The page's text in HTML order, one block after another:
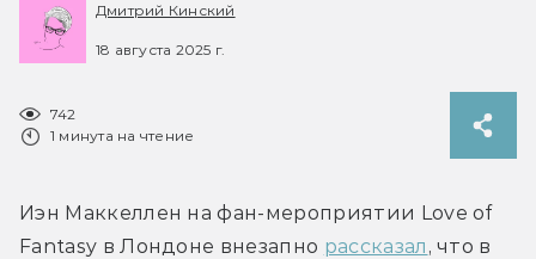
Дмитрий Кинский
18 августа 2025 г.
742
1 минута на чтение
Иэн Маккеллен на фан-мероприятии Love of
Fantasy в Лондоне внезапно рассказал , что в